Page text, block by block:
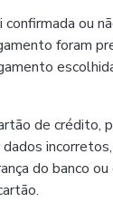
ou
foram
de crédito,
do banco